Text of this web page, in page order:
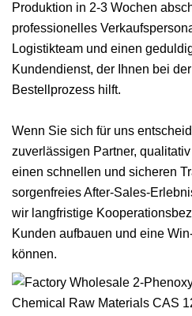
Produktion in 2-3 Wochen
professionelles
Logistikteam und einen
Kundendienst, der Ihnen bei
Bestellprozess hilft.
Wenn Sie sich für uns
zuverlässigen Partner,
einen schnellen und sicheren
sorgenfreies After-Sales-
wir langfristige
Kunden aufbauen und eine
können.